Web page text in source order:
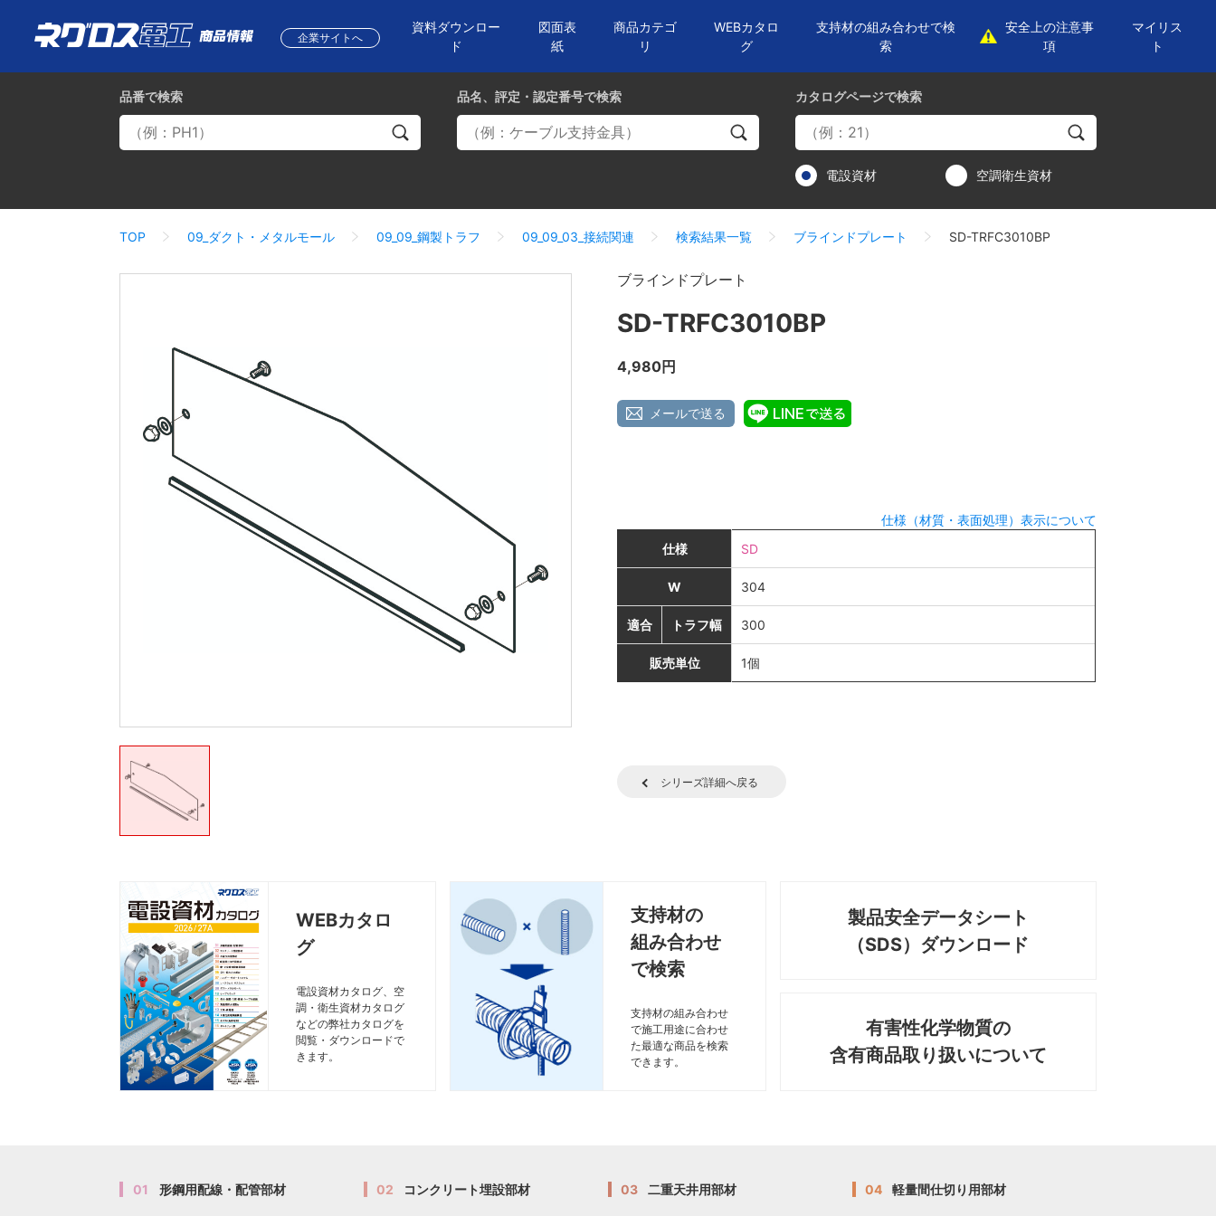
企業サイトへ
資料ダウンロー
ド
図面表
紙
商品カテゴ
リ
WEBカタロ
グ
支持材の組み合わせで検
索
安全上の注意事
項
マイリス
ト
品番で検索 カタログページで検索
電設資材 空調衛生資材
品名、評定・認定番号で検索
TOP 09_ダクト・メタルモール 09_09_鋼製トラフ 09_09_03_接続関連 検索結果一覧 ブラインドプレート SD-TRFC3010BP
ブラインドプレート
SD-TRFC3010BP
4,980円
メールで送る
仕様（材質・表面処理）表示について
仕様
SD
W 304
適合 トラフ幅 300
販売単位 1個
シリーズ詳細へ戻る
WEBカタロ
グ
電設資材カタログ、空
調・衛生資材カタログ
などの弊社カタログを
閲覧・ダウンロードで
きます。
支持材の
組み合わせ
で検索
支持材の組み合わせ
で施工用途に合わせ
た最適な商品を検索
できます。
製品安全データシート
（SDS）ダウンロード
有害性化学物質の
含有商品取り扱いについて
01 形鋼用配線・配管部材 02 コンクリート埋設部材 03 二重天井用部材 04 軽量間仕切り用部材